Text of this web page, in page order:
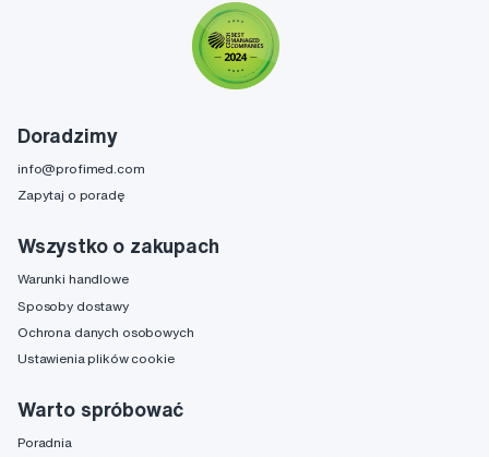
Doradzimy
info@profimed.com
Zapytaj o poradę
Wszystko o zakupach
Warunki handlowe
Sposoby dostawy
Ochrona danych osobowych
Ustawienia plików cookie
Warto spróbować
Poradnia